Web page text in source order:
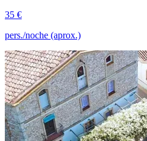
35 €
pers./noche (aprox.)